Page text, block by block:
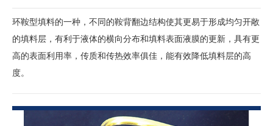
环鞍型填料的一种，不同的鞍背翻边结构使其更易于形成均匀开敞
的填料层，有利于液体的横向分布和填料表面液膜的更新，具有更
高的表面利用率，传质和传热效率俱佳，能有效降低填料层的高
度。